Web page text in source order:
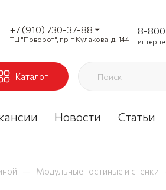
+7 (910) 730-37-88
ТЦ "Поворот", пр-т Кулакова, д. 144
8-
Каталог
Новости Статьи
— Модульные гостиные и стенки